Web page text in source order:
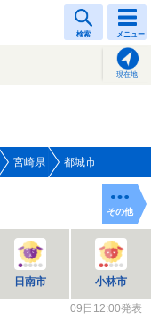
検索 メニュー
現在地
宮崎県 都城市
日南市 小林市
その他
09日12:00発表